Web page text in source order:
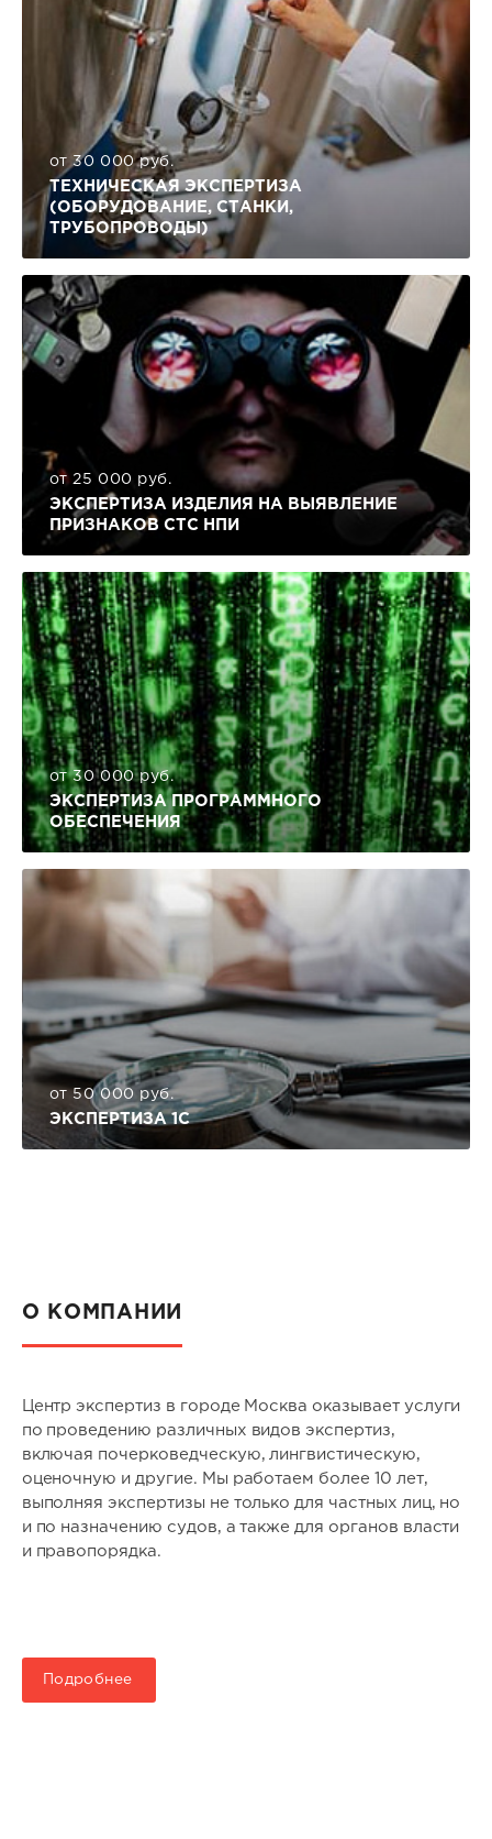
от 30 000 руб.
ТЕХНИЧЕСКАЯ ЭКСПЕРТИЗА
(ОБОРУДОВАНИЕ, СТАНКИ,
ТРУБОПРОВОДЫ)
от 25 000 руб.
ЭКСПЕРТИЗА ИЗДЕЛИЯ НА ВЫЯВЛЕНИЕ
ПРИЗНАКОВ СТС НПИ
от 30 000 руб.
ЭКСПЕРТИЗА ПРОГРАММНОГО
ОБЕСПЕЧЕНИЯ
от 50 000 руб.
ЭКСПЕРТИЗА 1С
О КОМПАНИИ
Центр экспертиз в городе Москва оказывает услуги
по проведению различных видов экспертиз,
включая почерковедческую, лингвистическую,
оценочную и другие. Мы работаем более 10 лет,
выполняя экспертизы не только для частных лиц, но
и по назначению судов, а также для органов власти
и правопорядка.
Подробнее